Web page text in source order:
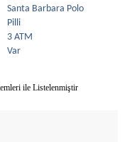
Santa Barbara Polo
Pilli
3 ATM
Var
ile Listelenmiştir